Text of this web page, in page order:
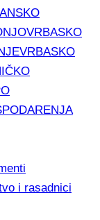
i rasadnici